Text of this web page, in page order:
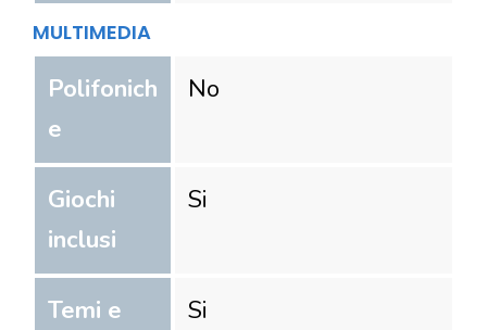
MULTIMEDIA
Polifonich
e
No
Giochi
inclusi
Si
Temi e
Si